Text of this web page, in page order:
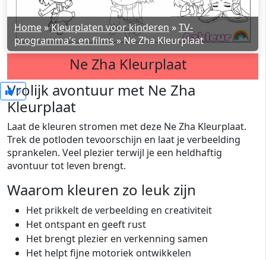
Home »Kleurplaten voor kinderen »TV-
programma's en films»Ne Zha Kleurplaat
Ne Zha Kleurplaat
0
Vrolijk avontuur met Ne Zha
Kleurplaat
Laat de kleuren stromen met deze Ne Zha Kleurplaat.
Trek de potloden tevoorschijn en laat je verbeelding
sprankelen. Veel plezier terwijl je een heldhaftig
avontuur tot leven brengt.
Waarom kleuren zo leuk zijn
Het prikkelt de verbeelding en creativiteit
Het ontspant en geeft rust
Het brengt plezier en verkenning samen
Het helpt fijne motoriek ontwikkelen